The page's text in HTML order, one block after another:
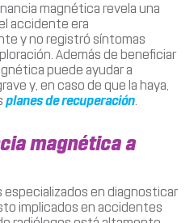
magnética revela una
accidente era
y no registró síntomas
Además de beneficiar
puede ayudar a
y, en caso de que la haya,
planes de recuperación.
magnética a
especializados en diagnosticar
implicados en accidentes